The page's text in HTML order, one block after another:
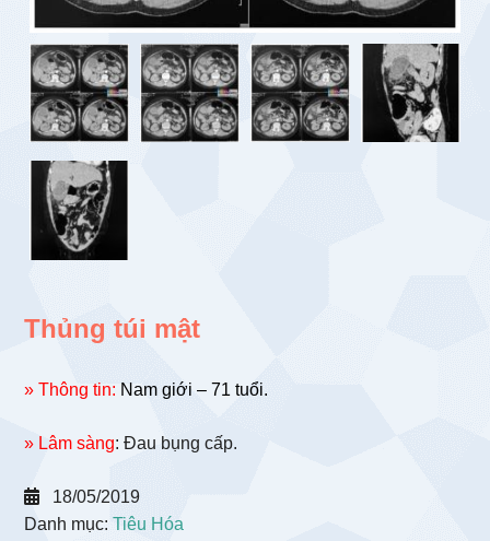
Thủng túi mật
» Thông tin: Nam giới – 71 tuổi.
» Lâm sàng: Đau bụng cấp.
18/05/2019
Danh mục:Tiêu Hóa